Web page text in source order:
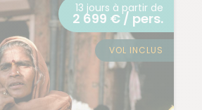
13 jours à partir de
2 699 € / pers.
VOL INCLUS